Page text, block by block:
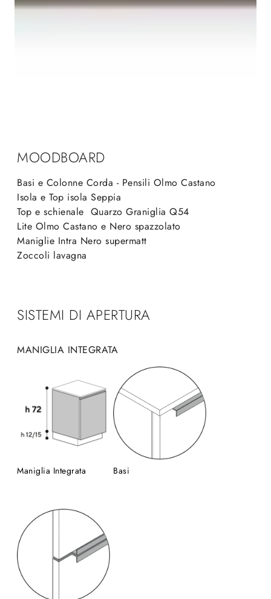
MOODBOARD
Basi e Colonne Corda - Pensili Olmo Castano
Isola e Top isola Seppia
Top e schienale Quarzo Graniglia Q54
Lite Olmo Castano e Nero spazzolato
Maniglie Intra Nero supermatt
Zoccoli lavagna
SISTEMI DI APERTURA
MANIGLIA INTEGRATA
Maniglia Integrata Basi